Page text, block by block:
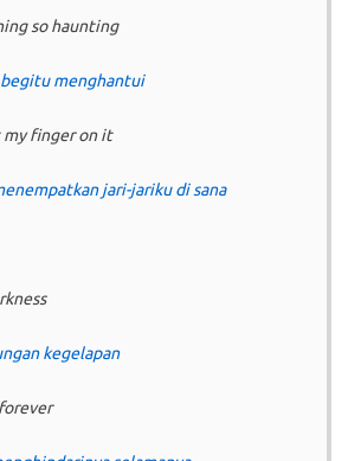
so haunting
begitu menghantui
my finger on it
jari-jariku di sana
kegelapan